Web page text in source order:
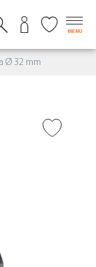
MENU
Ø 32 mm